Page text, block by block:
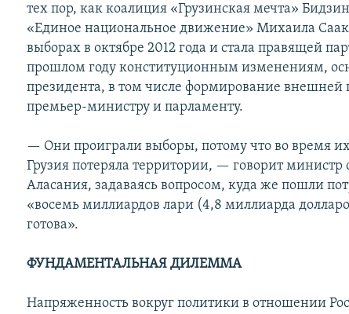
тех пор, как коалиция «Грузинская мечта»
«Единое национальное движение» Михаила
выборах в октябре 2012 года и стала правящей
прошлом году конституционным изменениям,
президента, в том числе формирование
премьер-министру и парламенту.
— Они проиграли выборы, потому что во время
Грузия потеряла территории, — говорит
Аласания, задаваясь вопросом, куда же пошли
«восемь миллиардов лари (4,8 миллиарда
готова».
ФУНДАМЕНТАЛЬНАЯ ДИЛЕММА
Напряженность вокруг политики в отношении